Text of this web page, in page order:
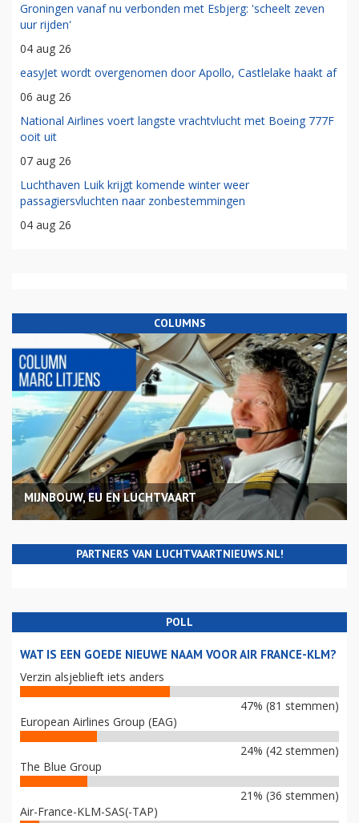
Groningen vanaf nu verbonden met Esbjerg: 'scheelt zeven
uur rijden'
04 aug 26
easyJet wordt overgenomen door Apollo, Castlelake haakt af
06 aug 26
National Airlines voert langste vrachtvlucht met Boeing 777F
ooit uit
07 aug 26
Luchthaven Luik krijgt komende winter weer
passagiersvluchten naar zonbestemmingen
04 aug 26
COLUMNS
MIJNBOUW, EU EN LUCHTVAART
PARTNERS VAN LUCHTVAARTNIEUWS.NL!
POLL
WAT IS EEN GOEDE NIEUWE NAAM VOOR AIR FRANCE-KLM?
Verzin alsjeblieft iets anders
47% (81 stemmen)
European Airlines Group (EAG)
24% (42 stemmen)
The Blue Group
21% (36 stemmen)
Air-France-KLM-SAS(-TAP)